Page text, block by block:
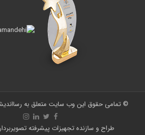
© تمامی حقوق این وب سایت متعلق به
طراح و سازنده تجهیزات پیشرفته